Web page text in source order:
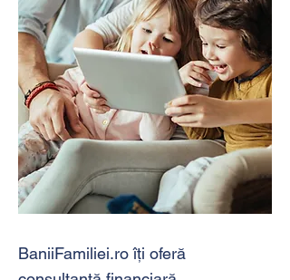
BaniiFamiliei.ro îți oferă